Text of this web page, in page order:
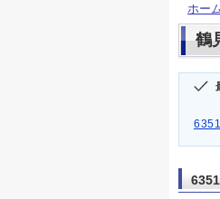
ホー
鶴